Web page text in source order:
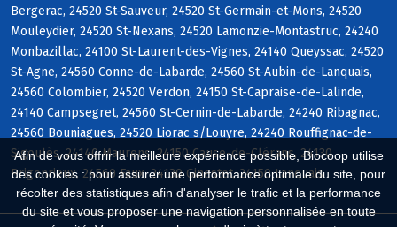
Afin de vous offrir la meilleure expérience possible, Biocoop utilise
des cookies : pour assurer une performance optimale du site, pour
récolter des statistiques afin d'analyser le trafic et la performance
du site et vous proposer une navigation personnalisée en toute
Bergerac, 24520 St-Sauveur, 24520 St-Germain-et-Mons, 24520
Mouleydier, 24520 St-Nexans, 24520 Lamonzie-Montastruc, 24240
Monbazillac, 24100 St-Laurent-des-Vignes, 24140 Queyssac, 24520
St-Agne, 24560 Conne-de-Labarde, 24560 St-Aubin-de-Lanquais,
24560 Colombier, 24520 Verdon, 24150 St-Capraise-de-Lalinde,
24140 Campsegret, 24560 St-Cernin-de-Labarde, 24240 Ribagnac,
24560 Bouniagues, 24520 Liorac s/Louyre, 24240 Rouffignac-de-
Sigoulès, 24140 Maurens, 24150 Cause-de-Clérans, 24130
Prigonrieux, 24560 Faux, 24130 Ginestet, 24150 Lanquais